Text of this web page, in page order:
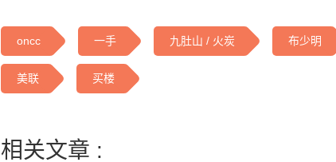
oncc 一手 九肚山 / 火炭 布少明
美联 买楼
相关文章 :